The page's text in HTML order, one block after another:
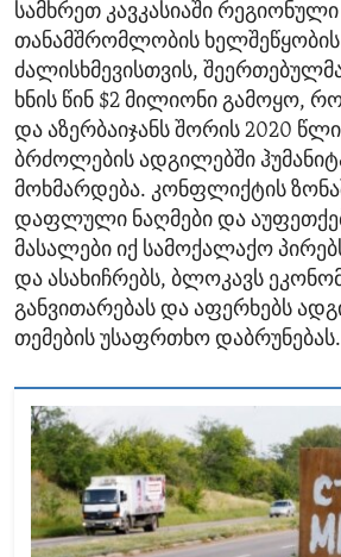
სამხრეთ კავკასიაში
თანამშრომლობის ხელშეწყობის
ძალისხმევისთვის,
ხნის წინ $2 მილიონი გამოყო,
და აზერბაიჯანს შორის 2020
ბრძოლების ადგილებში
მოხმარდება. კონფლიქტის
დაფლული ნაღმები და
მასალები იქ სამოქალაქო
და ასახიჩრებს, ბლოკავს
განვითარებას და აფერხებს
თემების უსაფრთხო დაბრუნებას.